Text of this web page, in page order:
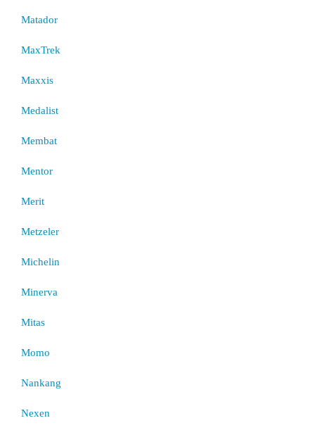
Matador
MaxTrek
Maxxis
Medalist
Membat
Mentor
Merit
Metzeler
Michelin
Minerva
Mitas
Momo
Nankang
Nexen